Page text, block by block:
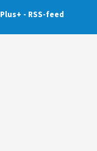
Plus+ - RSS-feed